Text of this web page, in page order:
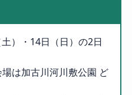
）・14日（日）の2日
は加古川河川敷公園 ど